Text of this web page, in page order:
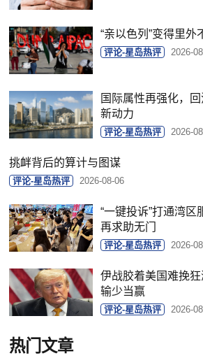
“亲以色列”变得里外
评论-星岛热评 2026-
国际属性再强化，
新动力
评论-星岛热评 2026-
挑衅背后的算计与图谋
评论-星岛热评 2026-08-06
“一键投诉”打通湾
再求助无门
评论-星岛热评 2026-
伊战胶着美国难挽狂
输少当赢
评论-星岛热评 2026-
热门文章